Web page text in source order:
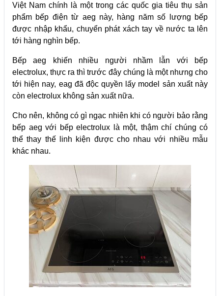
Việt Nam chính là một trong các quốc gia tiêu thụ sản
phẩm bếp điện từ aeg này, hàng năm số lượng bếp
được nhập khẩu, chuyển phát xách tay về nước ta lên
tới hàng nghìn bếp.
Bếp aeg khiến nhiều người nhầm lẫn với bếp
electrolux, thực ra thì trước đây chúng là một nhưng cho
tới hiện nay, eag đã độc quyền lấy model sản xuất này
còn electrolux không sản xuất nữa.
Cho nên, không có gì ngạc nhiên khi có người bảo rằng
bếp aeg với bếp electrolux là một, thậm chí chúng có
thể thay thế linh kiện được cho nhau với nhiều mẫu
khác nhau.